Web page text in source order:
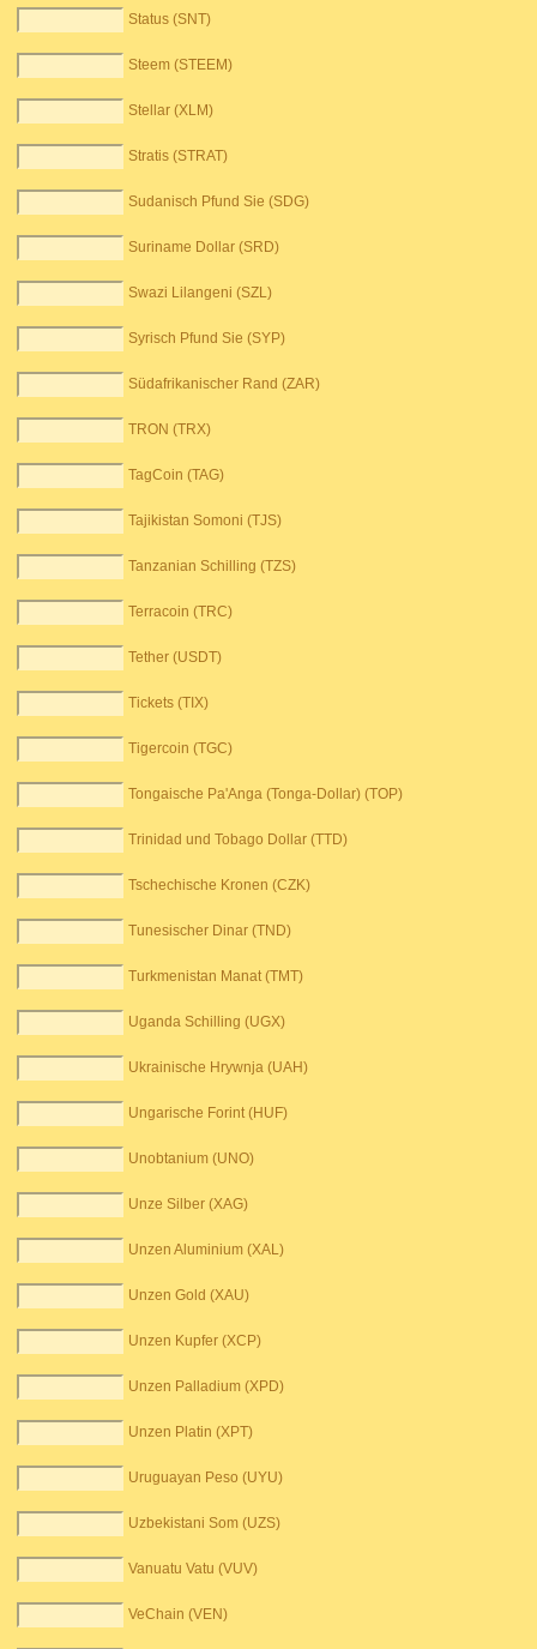
Status (SNT)
Steem (STEEM)
Stellar (XLM)
Stratis (STRAT)
Sudanisch Pfund Sie (SDG)
Suriname Dollar (SRD)
Swazi Lilangeni (SZL)
Syrisch Pfund Sie (SYP)
Südafrikanischer Rand (ZAR)
TRON (TRX)
TagCoin (TAG)
Tajikistan Somoni (TJS)
Tanzanian Schilling (TZS)
Terracoin (TRC)
Tether (USDT)
Tickets (TIX)
Tigercoin (TGC)
Tongaische Pa'Anga (Tonga-Dollar) (TOP)
Trinidad und Tobago Dollar (TTD)
Tschechische Kronen (CZK)
Tunesischer Dinar (TND)
Turkmenistan Manat (TMT)
Uganda Schilling (UGX)
Ukrainische Hrywnja (UAH)
Ungarische Forint (HUF)
Unobtanium (UNO)
Unze Silber (XAG)
Unzen Aluminium (XAL)
Unzen Gold (XAU)
Unzen Kupfer (XCP)
Unzen Palladium (XPD)
Unzen Platin (XPT)
Uruguayan Peso (UYU)
Uzbekistani Som (UZS)
Vanuatu Vatu (VUV)
VeChain (VEN)